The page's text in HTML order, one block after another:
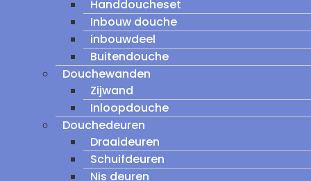
Handdoucheset
Inbouw douche
inbouwdeel
Buitendouche
Douchewanden
Zijwand
Inloopdouche
Douchedeuren
Draaideuren
Schuifdeuren
Nis deuren